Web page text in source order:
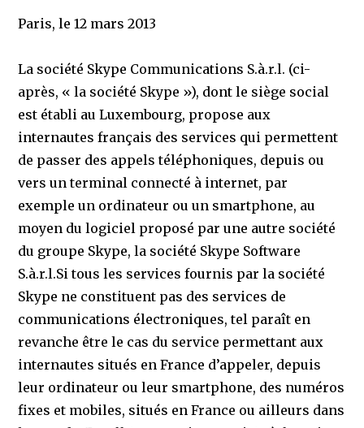
Paris, le 12 mars 2013
La société Skype Communications S.à.r.l. (ci-
après, « la société Skype »), dont le siège social
est établi au Luxembourg, propose aux
internautes français des services qui permettent
de passer des appels téléphoniques, depuis ou
vers un terminal connecté à internet, par
exemple un ordinateur ou un smartphone, au
moyen du logiciel proposé par une autre société
du groupe Skype, la société Skype Software
S.à.r.l.Si tous les services fournis par la société
Skype ne constituent pas des services de
communications électroniques, tel paraît en
revanche être le cas du service permettant aux
internautes situés en France d’appeler, depuis
leur ordinateur ou leur smartphone, des numéros
fixes et mobiles, situés en France ou ailleurs dans